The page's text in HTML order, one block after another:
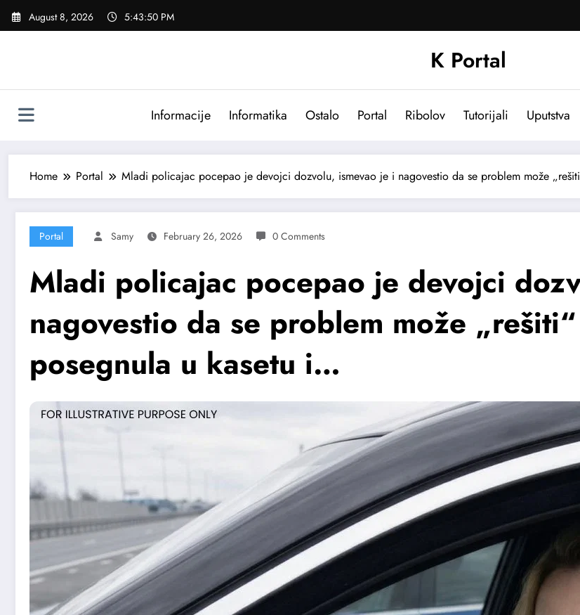
Skip
August 8, 2026 5:43:51 PM
K Portal
Informacije Informatika Ostalo Portal Ribolov Tutorijali Uputstva
Home Portal Mladi policajac pocepao je devojci dozvolu, ismevao je i nagovestio da se problem može
Portal Samy February 26, 2026 0 Comments
Mladi policajac pocepao je devojci
nagovestio da se problem može
posegnula u kasetu i…